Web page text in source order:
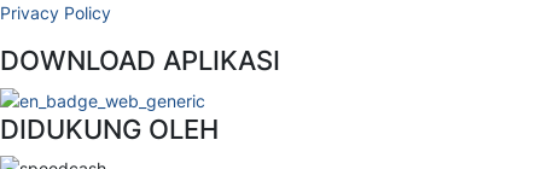
Privacy Policy
DOWNLOAD APLIKASI
DIDUKUNG OLEH